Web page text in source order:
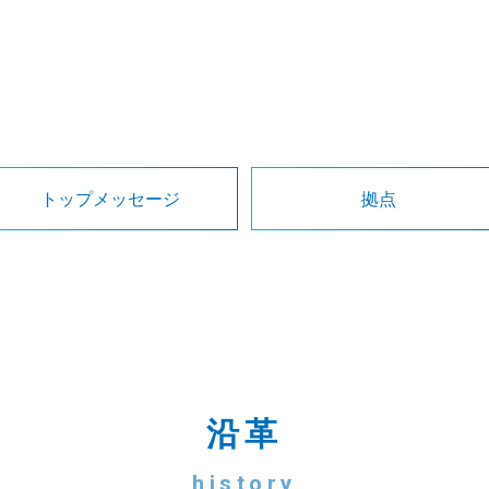
トップメッセージ 拠点
沿革
history